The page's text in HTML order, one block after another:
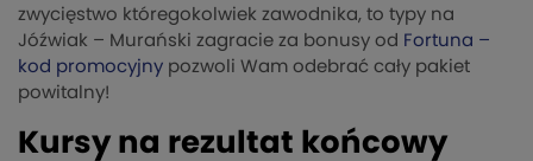
zwycięstwo któregokolwiek zawodnika, to typy na
Jóźwiak – Murański zagracie za bonusy od Fortuna –
kod promocyjny pozwoli Wam odebrać cały pakiet
powitalny!
Kursy na rezultat końcowy